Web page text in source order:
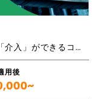
部下の成長を最大化する！「支援」＋「介入」ができるコーチング研修
用後